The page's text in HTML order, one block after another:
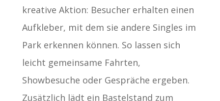
kreative Aktion: Besucher erhalten einen
Aufkleber, mit dem sie andere Singles im
Park erkennen können. So lassen sich
leicht gemeinsame Fahrten,
Showbesuche oder Gespräche ergeben.
Zusätzlich lädt ein Bastelstand zum